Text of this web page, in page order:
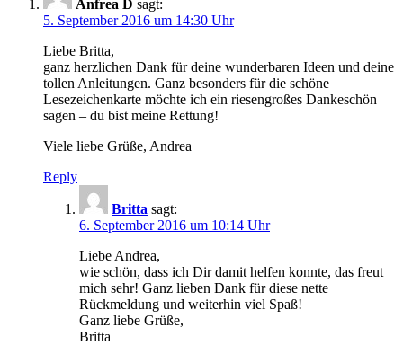
Anfrea D sagt:
5. September 2016 um 14:30 Uhr
Liebe Britta,
ganz herzlichen Dank für deine wunderbaren Ideen und deine
tollen Anleitungen. Ganz besonders für die schöne
Lesezeichenkarte möchte ich ein riesengroßes Dankeschön
sagen – du bist meine Rettung!
Viele liebe Grüße, Andrea
Reply
Britta sagt:
6. September 2016 um 10:14 Uhr
Liebe Andrea,
wie schön, dass ich Dir damit helfen konnte, das freut
mich sehr! Ganz lieben Dank für diese nette
Rückmeldung und weiterhin viel Spaß!
Ganz liebe Grüße,
Britta